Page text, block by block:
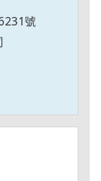
號